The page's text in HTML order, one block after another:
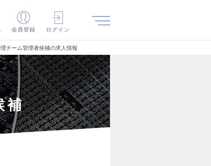
会員登録 ログイン
チーム管理者候補の求人情報
補